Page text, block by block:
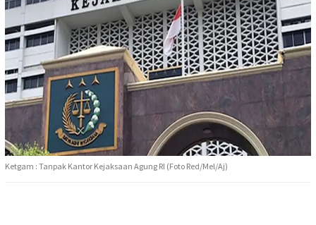
Ketgam : Tanpak Kantor Kejaksaan Agung RI (Foto Red/Mel/Aj)